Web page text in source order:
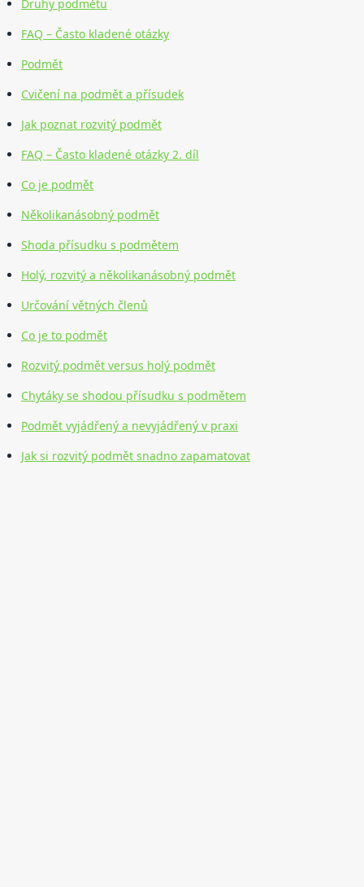
Druhy podmětu
FAQ – Často kladené otázky
Podmět
Cvičení na podmět a přísudek
Jak poznat rozvitý podmět
FAQ – Často kladené otázky 2. díl
Co je podmět
Několikanásobný podmět
Shoda přísudku s podmětem
Holý, rozvitý a několikanásobný podmět
Určování větných členů
Co je to podmět
Rozvitý podmět versus holý podmět
Chytáky se shodou přísudku s podmětem
Podmět vyjádřený a nevyjádřený v praxi
Jak si rozvitý podmět snadno zapamatovat